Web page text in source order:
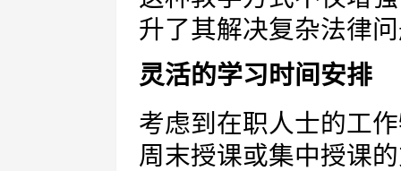
升了其解决复杂法律
灵活的学习时间安排
考虑到在职人士的工
周末授课或集中授课